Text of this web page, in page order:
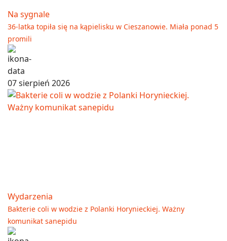
Na sygnale
36-latka topiła się na kąpielisku w Cieszanowie. Miała ponad 5
promili
07 sierpień 2026
Wydarzenia
Bakterie coli w wodzie z Polanki Horynieckiej. Ważny
komunikat sanepidu